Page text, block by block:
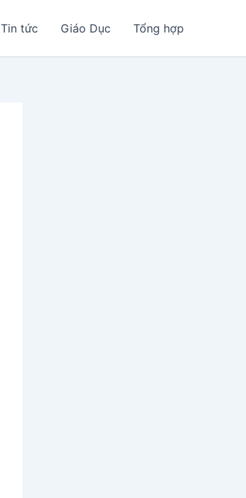
Tin tức Giáo Dục Tổng hợp